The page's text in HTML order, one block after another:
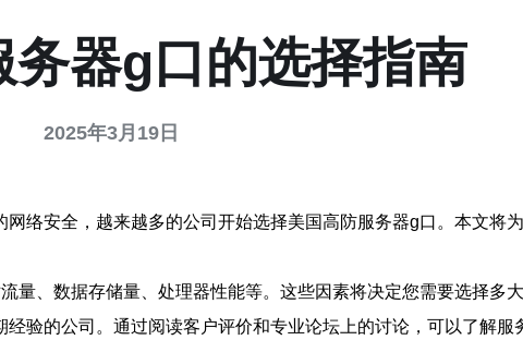
务器g口的选择指南
2025年3月19日
络安全，越来越多的公司开始选择美国高防服务器g口。本文将
、数据存储量、处理器性能等。这些因素将决定您需要选择多
验的公司。通过阅读客户评价和专业论坛上的讨论，可以了解服